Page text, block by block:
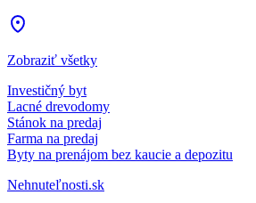
Zobraziť všetky
Investičný byt
Lacné drevodomy
Stánok na predaj
Farma na predaj
Byty na prenájom bez kaucie a depozitu
Nehnuteľnosti.sk